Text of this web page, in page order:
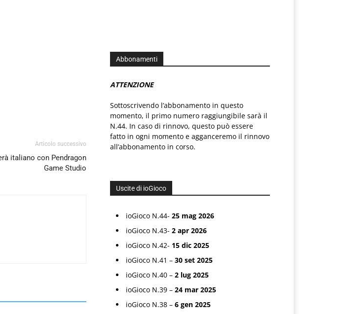
Articolo successivo
italiano con Pendragon
Game Studio
Abbonamenti
ATTENZIONE
Sottoscrivendo l’abbonamento in questo
momento, il primo numero raggiungibile sarà il
N.44. In caso di rinnovo, questo può essere
fatto in ogni momento e agganceremo il rinnovo
all’abbonamento in corso.
Uscite di ioGioco
ioGioco N.44- 25 mag 2026
ioGioco N.43- 2 apr 2026
ioGioco N.42- 15 dic 2025
ioGioco N.41 – 30 set 2025
ioGioco N.40 – 2 lug 2025
ioGioco N.39 – 24 mar 2025
ioGioco N.38 – 6 gen 2025